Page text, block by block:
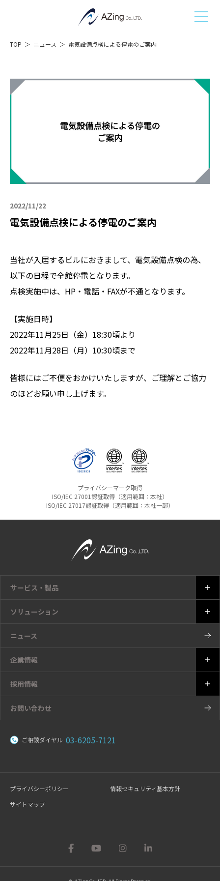
TOP ニュース 電気設備点検による停電のご案内
2022/11/22
電気設備点検による停電のご案内
当社が入居するビルにおきまして、電気設備点検の為、
以下の日程で全館停電となります。
点検実施中は、HP・電話・FAXが不通となります。
【実施日時】
2022年11月25日（金）18:30頃より
2022年11月28日（月）10:30頃まで
皆様にはご不便をおかけいたしますが、ご理解とご協力
のほどお願い申し上げます。
プライバシーマーク取得
ISO/IEC 27001認証取得（適用範囲：本社）
ISO/IEC 27017認証取得（適用範囲：本社一部）
サービス・製品
ソリューション
ニュース
企業情報
採用情報
お問い合わせ
ご相談ダイヤル 03-6205-7121
プライバシーポリシー
情報セキュリティ基本方針
サイトマップ